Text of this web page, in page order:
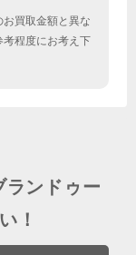
買取金額と異な
考程度にお考え下
ンドゥー
！